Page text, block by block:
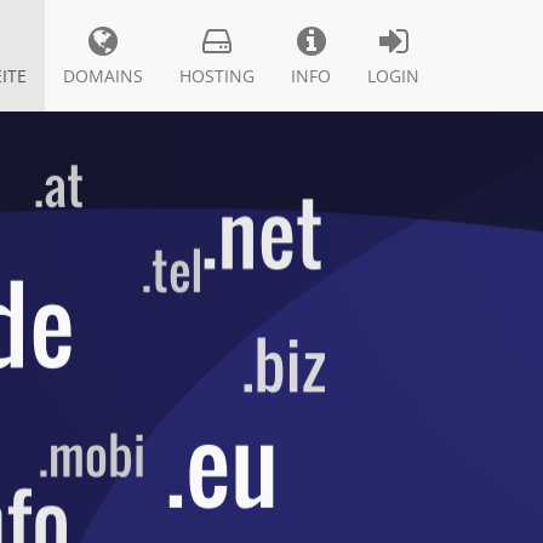
DOMAINS HOSTING INFO LOGIN